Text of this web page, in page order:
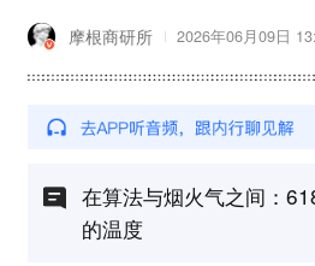
摩根商研所 2026年06月09日
在算法与烟火气之间：
的温度